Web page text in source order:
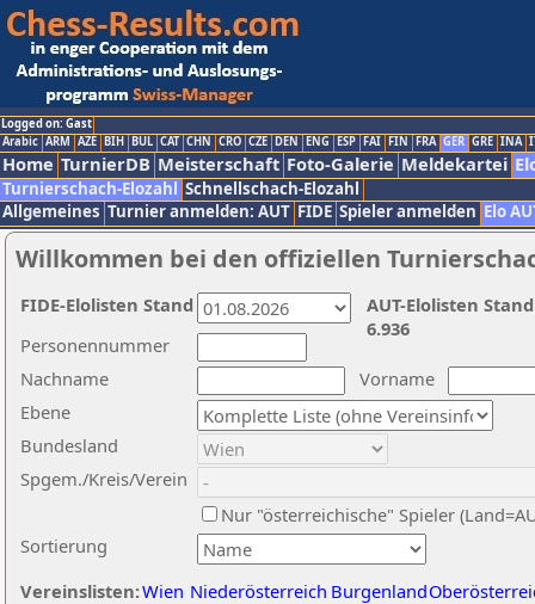
Logged on: Gast
Arabic ARM AZE BIH BUL CAT CHN CRO CZE DEN ENG ESP FAI FIN FRA GER GRE INA
Home TurnierDB Meisterschaft Foto-Galerie Meldekartei
Turnierschach-Elozahl Schnellschach-Elozahl
Allgemeines Turnier anmelden: AUT FIDE Spieler anmelden Elo
Willkommen bei den offiziellen
Nachname
Vorname
Ebene
Sortierung
Personennummer
Bundesland
Spgem./Kreis/Verein
Nur "österreichische" Spieler
Vereinslisten:Wien Niederösterreich Burgenland
AUT-Elolisten
6.936
FIDE-Elolisten Stand